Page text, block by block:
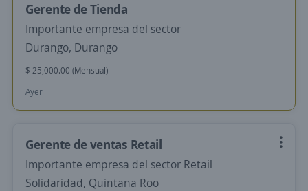
Gerente de Tienda
Importante empresa del sector
Durango, Durango
$ 25,000.00 (Mensual)
Ayer
Gerente de ventas Retail
Importante empresa del sector Retail
Solidaridad, Quintana Roo